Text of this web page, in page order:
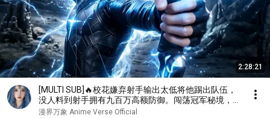
2:28:21
[MULTI SUB]🔥校花嫌弃射手输出太低将他踢出队伍，
没人料到射手拥有九百万高额防御。闯荡冠军秘境，直
接刷新校史纪录强势打脸！
漫界万象 Anime Verse Official